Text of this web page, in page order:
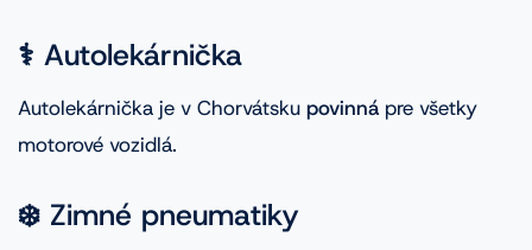
⚕️ Autolekárnička
Autolekárnička je v Chorvátsku povinná pre všetky
motorové vozidlá.
❄️ Zimné pneumatiky